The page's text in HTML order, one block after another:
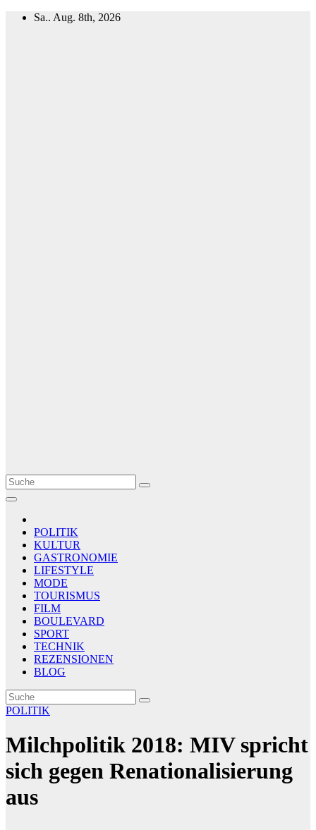
Zum
Sa.. Aug. 8th, 2026
Le Matin
AGENCE DE PRESSE
POLITIK
KULTUR
GASTRONOMIE
LIFESTYLE
MODE
TOURISMUS
FILM
BOULEVARD
SPORT
TECHNIK
REZENSIONEN
BLOG
POLITIK
Milchpolitik 2018: MIV spricht
sich gegen Renationalisierung
aus